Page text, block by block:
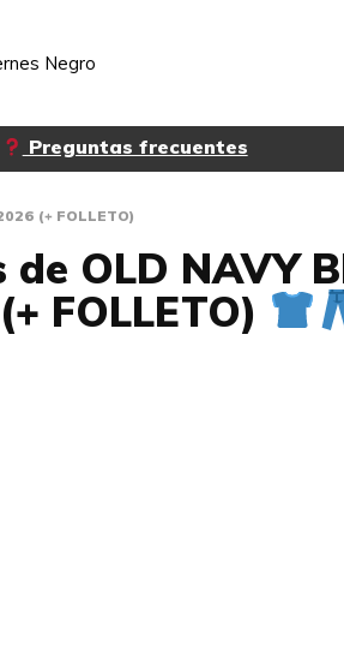
Negro
Preguntas frecuentes
(+ FOLLETO)
OLD NAVY
(+ FOLLETO)